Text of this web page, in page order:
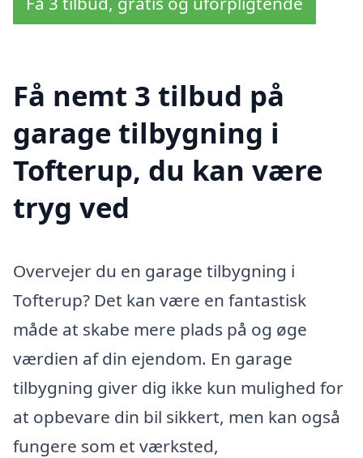
Få nemt 3 tilbud på
garage tilbygning i
Tofterup, du kan være
tryg ved
Overvejer du en garage tilbygning i
Tofterup? Det kan være en fantastisk
måde at skabe mere plads på og øge
værdien af din ejendom. En garage
tilbygning giver dig ikke kun mulighed for
at opbevare din bil sikkert, men kan også
fungere som et værksted,